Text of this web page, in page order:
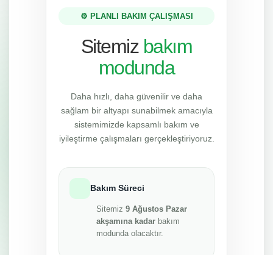
⚙️ PLANLI BAKIM ÇALIŞMASI
Sitemiz bakım
modunda
Daha hızlı, daha güvenilir ve daha
sağlam bir altyapı sunabilmek amacıyla
sistemimizde kapsamlı bakım ve
iyileştirme çalışmaları gerçekleştiriyoruz.
Bakım Süreci
Sitemiz 9 Ağustos Pazar
akşamına kadar bakım
modunda olacaktır.